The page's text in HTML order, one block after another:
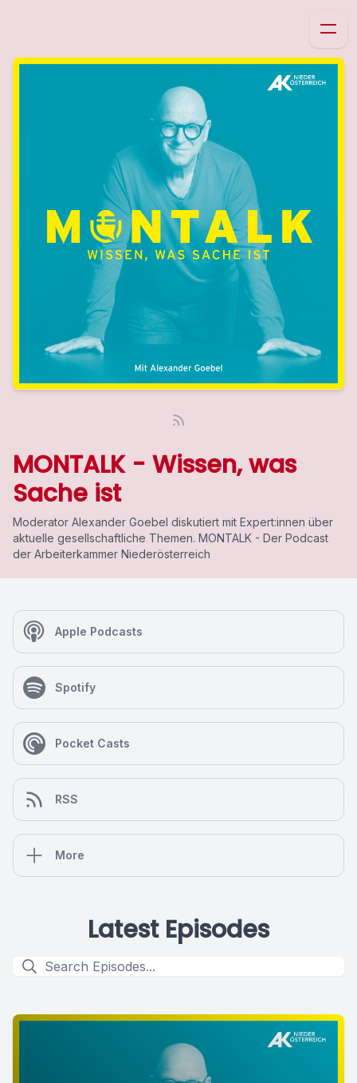
MONTALK - Wissen, was
Sache ist
Moderator Alexander Goebel diskutiert mit Expert:innen über
aktuelle gesellschaftliche Themen. MONTALK - Der Podcast
der Arbeiterkammer Niederösterreich
Apple Podcasts
Spotify
Pocket Casts
RSS
More
Latest Episodes